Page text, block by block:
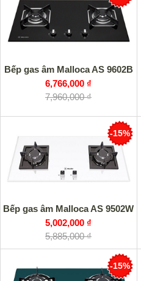
Bếp gas âm Malloca AS 9602B
6,766,000 ₫
7,960,000 ₫
Bếp gas âm Malloca AS 9502W
5,002,000 ₫
5,885,000 ₫
-15%
-15%